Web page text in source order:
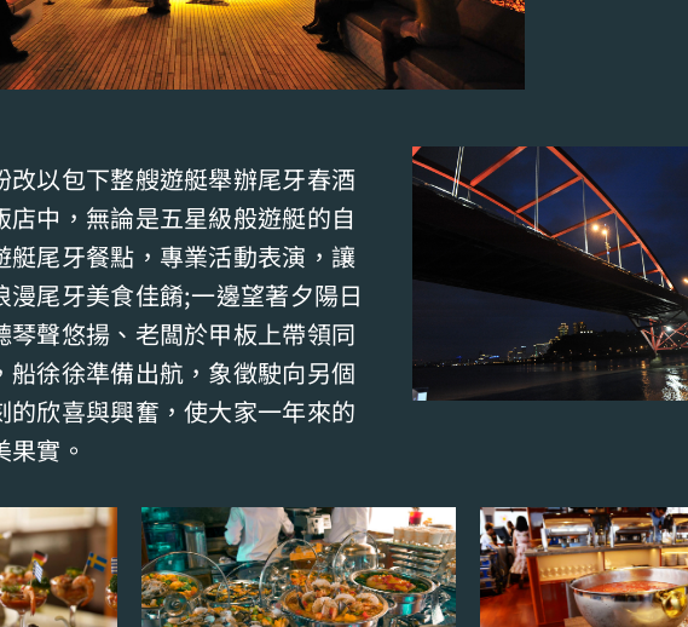
改以包下整艘遊艇舉辦尾牙春酒
店中，無論是五星級般遊艇的自
艇尾牙餐點，專業活動表演，讓
漫尾牙美食佳餚;一邊望著夕陽日
琴聲悠揚、老闆於甲板上帶領同
船徐徐準備出航，象徵駛向另個
的欣喜與興奮，使大家一年來的
實。